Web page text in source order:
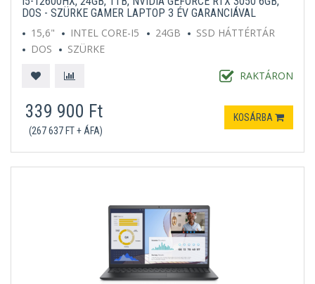
DOS - SZÜRKE GAMER LAPTOP 3 ÉV GARANCIÁVAL
15,6"
INTEL CORE-I5 24GB
SSD HÁTTÉRTÁR
DOS
SZÜRKE
RAKTÁRON
339 900 Ft
(267 637 FT + ÁFA)
KOSÁRBA